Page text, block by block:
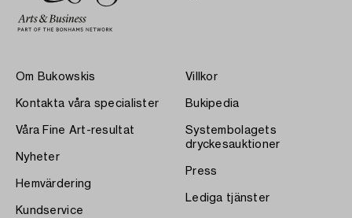
Om Bukowskis
Kontakta våra specialister
Våra Fine Art-resultat
Nyheter
Hemvärdering
Kundservice
Villkor
Bukipedia
Systembolagets
dryckesauktioner
Press
Lediga tjänster